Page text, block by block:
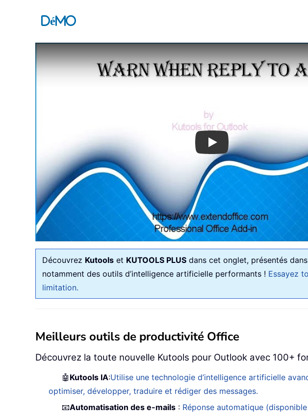
Démo
Play
Découvrez Kutools et KUTOOLS PLUS dans cet onglet, présentés
notamment des outils d’intelligence artificielle performants ! Essayez
limitation.
Meilleurs outils de productivité Office
Découvrez la toute nouvelle Kutools pour Outlook avec 100+
🤖 Kutools IA:Utilise une technologie d’intelligence artificielle
optimiser, développer, traduire et rédiger des messages.
📧Automatisation des e-mails : Réponse automatique